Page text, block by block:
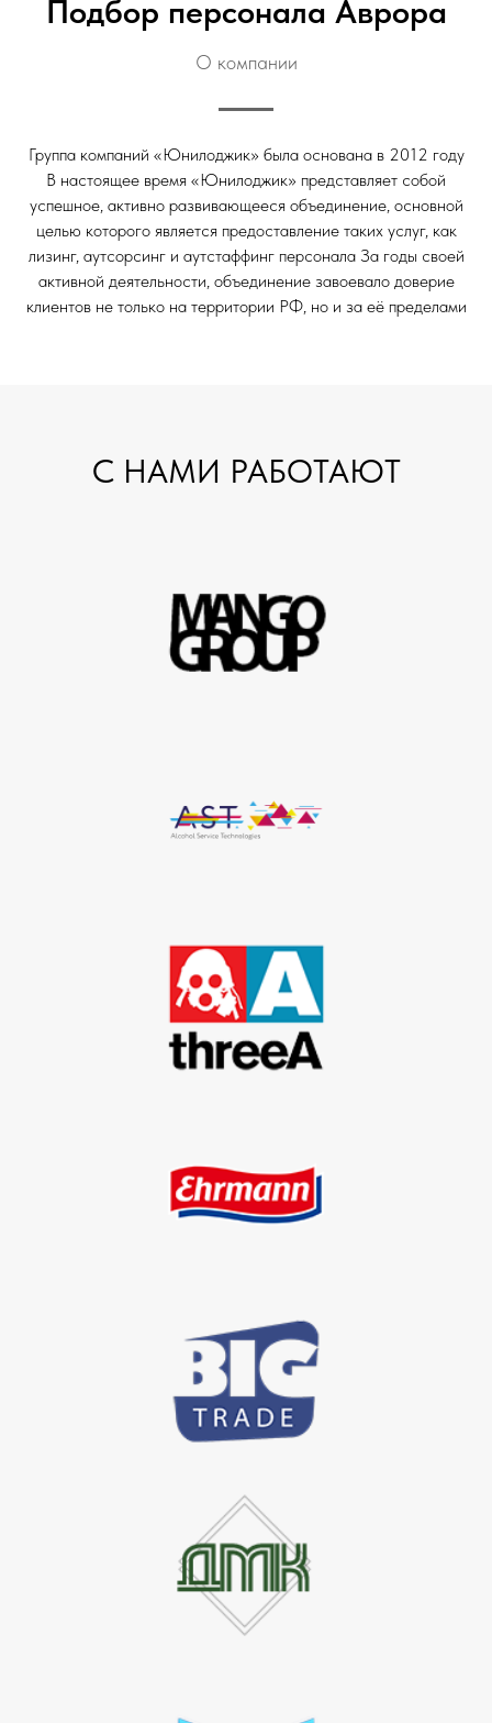
Подбор персонала Аврора
О компании
Группа компаний «Юнилоджик» была основана в 2012 году
В настоящее время «Юнилоджик» представляет собой
успешное, активно развивающееся объединение, основной
целью которого является предоставление таких услуг, как
лизинг, аутсорсинг и аутстаффинг персонала За годы своей
активной деятельности, объединение завоевало доверие
клиентов не только на территории РФ, но и за её пределами
С НАМИ РАБОТАЮТ